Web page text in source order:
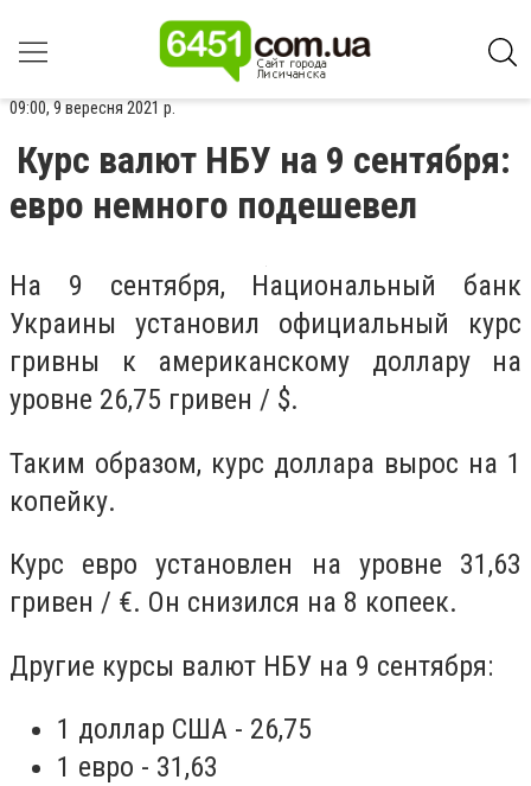
09:00, 9 вересня 2021 р.
Курс валют НБУ на 9 сентября:
евро немного подешевел
На 9 сентября, Национальный банк
Украины установил официальный курс
гривны к американскому доллару на
уровне 26,75 гривен / $.
Таким образом, курс доллара вырос на 1
копейку.
Курс евро установлен на уровне 31,63
гривен / €. Он снизился на 8 копеек.
Другие курсы валют НБУ на 9 сентября:
1 доллар США - 26,75
1 евро - 31,63